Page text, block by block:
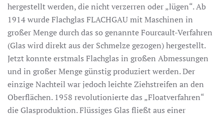
hergestellt werden, die nicht verzerren oder „lügen“. Ab
1914 wurde Flachglas FLACHGAU mit Maschinen in
großer Menge durch das so genannte Fourcault-Verfahren
(Glas wird direkt aus der Schmelze gezogen) hergestellt.
Jetzt konnte erstmals Flachglas in großen Abmessungen
und in großer Menge günstig produziert werden. Der
einzige Nachteil war jedoch leichte Ziehstreifen an den
Oberflächen. 1958 revolutionierte das „Floatverfahren“
die Glasproduktion. Flüssiges Glas fließt aus einer